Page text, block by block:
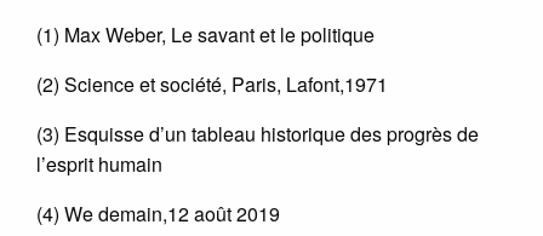
(1) Max Weber, Le savant et le politique
(2) Science et société, Paris, Lafont,1971
(3) Esquisse d’un tableau historique des progrès de
l’esprit humain
(4) We demain,12 août 2019